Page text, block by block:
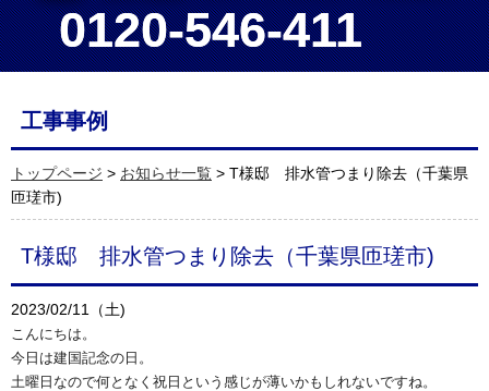
0120-546-411
0120-546-411
工事事例
トップページ > お知らせ一覧 > T様邸 排水管つまり除去（千葉県
匝瑳市)
T様邸 排水管つまり除去（千葉県匝瑳市)
2023/02/11（土)
こんにちは。
今日は建国記念の日。
土曜日なので何となく祝日という感じが薄いかもしれないですね。